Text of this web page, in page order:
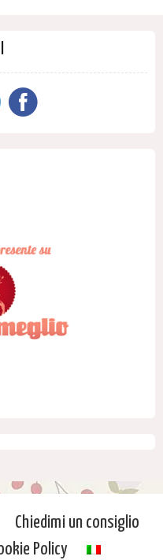
Chiedimi un consiglio
Policy